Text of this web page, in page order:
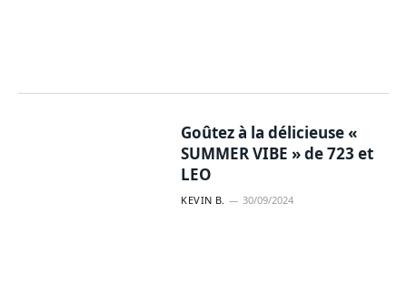
Goûtez à la délicieuse «
SUMMER VIBE » de 723 et
LEO
KEVIN B. 30/09/2024